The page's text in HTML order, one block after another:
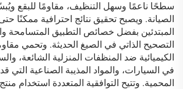
سطحًا ناعمًا وسهل التنظيف، مقاومًا للبقع
الصيانة. ويصبح تحقيق نتائج احترافية ممكنًا
المبتدئين بفضل خصائص التطبيق المتسامحة
التصحيح الذاتي في الصيغ الحديثة. وتحمي
الكيميائية ضد المنظفات المنزلية الشائعة،
في السيارات، والمواد المذيبة الصناعية التي
المحمية. وتتيح التوافقية المتعددة استخدام